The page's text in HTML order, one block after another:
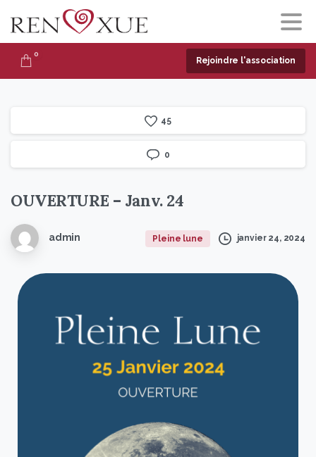
0
Rejoindre l'association
45
0
OUVERTURE – Janv. 24
admin Pleine lune janvier 24, 2024